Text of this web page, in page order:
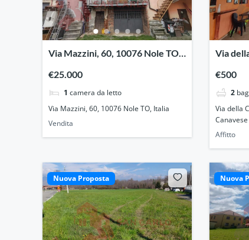
Via Mazzini, 60, 10076 Nole TO,
€25.000
1 camera da letto
Via Mazzini, 60, 10076 Nole TO, Italia
Vendita
Via
€500
2
Via della
Affitto
Nuova Proposta Nuova